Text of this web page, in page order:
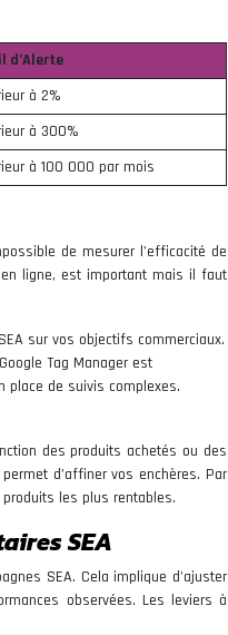
d’Alerte
à 2%
à 300%
à 100 000 par mois
de mesurer l’efficacité de
ligne, est important mais il faut
sur vos objectifs commerciaux.
Tag Manager est
de suivis complexes.
des produits achetés ou des
d’affiner vos enchères. Par
les plus rentables.
SEA
SEA. Cela implique d’ajuster
observées. Les leviers à